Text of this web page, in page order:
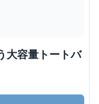
大容量トートバ